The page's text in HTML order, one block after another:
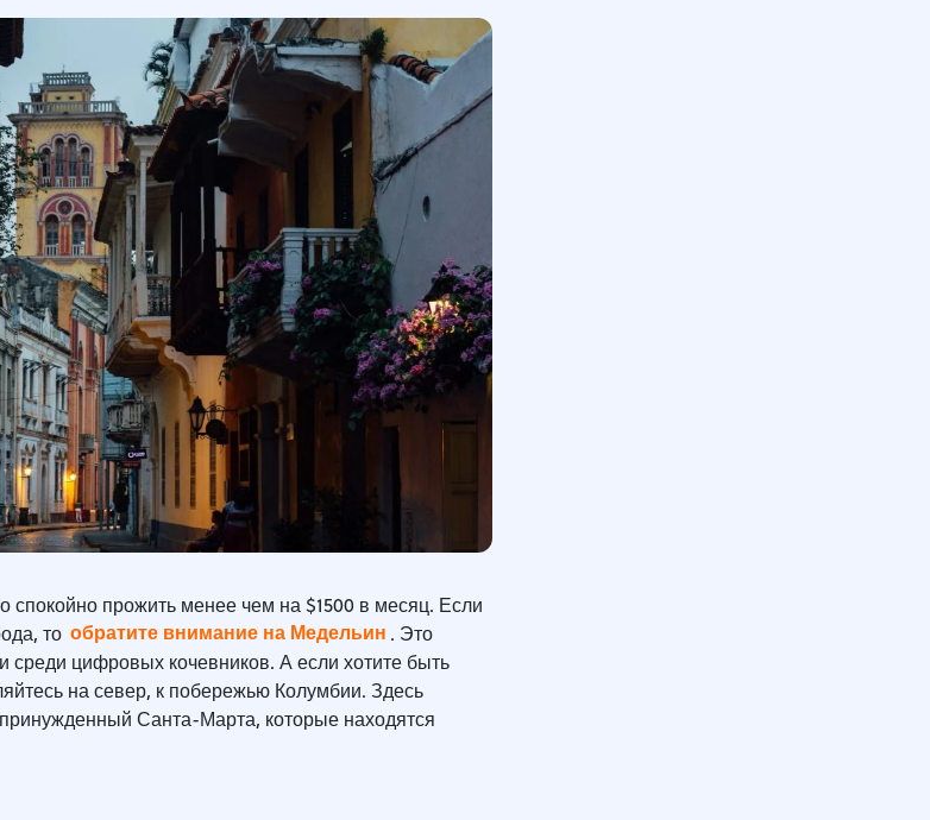
спокойно прожить менее чем на $1500 в месяц. Если
то обратите внимание на Медельин . Это
цифровых кочевников. А если хотите быть
на север, к побережью Колумбии. Здесь
Санта-Марта, которые находятся